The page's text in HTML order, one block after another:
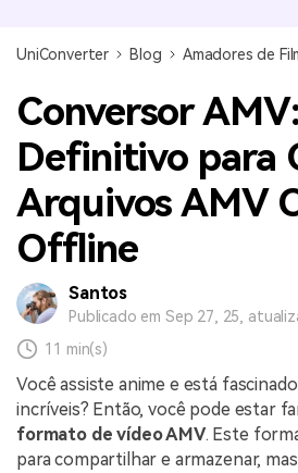
UniConverter Blog Amadores de
Conversor
Definitivo para
Arquivos AMV
Offline
Santos
Publicado em Sep 27, 25,
11 min(s)
Você assiste anime e está
incríveis? Então, você pode estar
formato de vídeo AMV. Este
para compartilhar e armazenar,